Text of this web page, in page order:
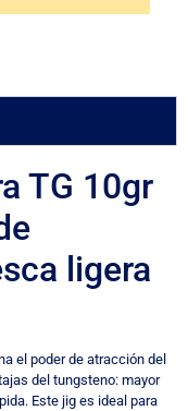
TG 10gr
ligera
el poder de atracción del
del tungsteno: mayor
Este jig es ideal para